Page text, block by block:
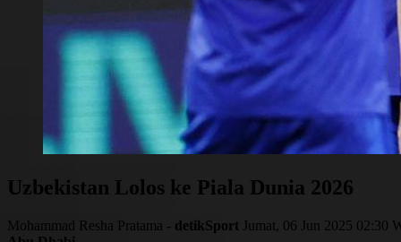
Uzbekistan Lolos ke Piala Dunia 2026
Mohammad Resha Pratama - detikSport Jumat, 06 Jun 2025 02:30